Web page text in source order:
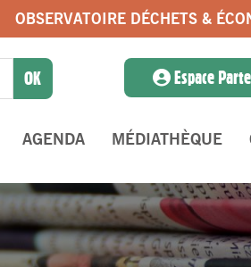
OBSERVATOIRE DÉCHETS &
Espace
AGENDA MÉDIATHÈQUE